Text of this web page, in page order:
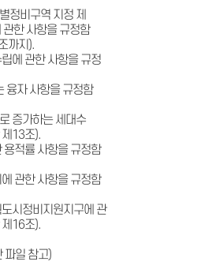
정비구역 지정 제
한 사항을 규정함
까지).
에 관한 사항을 규정
융자 사항을 규정함
증가하는 세대수
13조).
용적률 사항을 규정함
관한 사항을 규정함
시정비지원지구에 관
16조).
파일 참고)